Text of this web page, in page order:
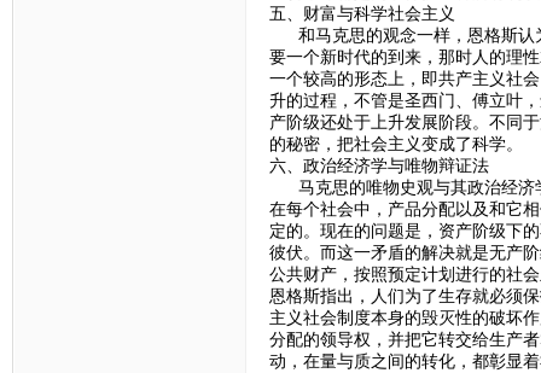
五、财富与科学社会主义
和马克思的观念一样，恩格斯认
要一个新时代的到来，那时人的理
一个较高的形态上，即共产主义社
升的过程，不管是圣西门、傅立叶
产阶级还处于上升发展阶段。不同
的秘密，把社会主义变成了科学。
六、政治经济学与唯物辩证法
马克思的唯物史观与其政治经济
在每个社会中，产品分配以及和它
定的。现在的问题是，资产阶级下
彼伏。而这一矛盾的解决就是无产
公共财产，按照预定计划进行的社
恩格斯指出，人们为了生存就必须
主义社会制度本身的毁灭性的破坏
分配的领导权，并把它转交给生产
动，在量与质之间的转化，都彰显